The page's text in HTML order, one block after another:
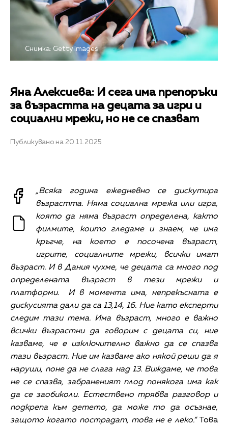
Снимка: Getty Images
Яна Алексиева: И сега има препоръки
за възрастта на децата за игри и
социални мрежи, но не се спазват
Публикувано на 20.11.2025
„Всяка година ежедневно се дискутира
възрастта. Няма социална мрежа или игра,
която да няма възраст определена, както
филмите, които гледаме и знаем, че има
кръгче, на което е посочена възраст,
игрите, социалните мрежи, всички имат
възраст. И в Дания чухме, че децата са много под
определената възраст в тези мрежи и
платформи. И в момента има, непрекъсната е
дискусията дали да са 13,14, 16. Ние като експерти
следим тази тема. Има възраст, много е важно
всички възрастни да говорим с децата си, ние
казваме, че е изключително важно да се спазва
тази възраст. Ние им казваме ако някой реши да я
наруши, поне да не слага над 13. Виждаме, че това
не се спазва, забраненият плод понякога има как
да се заобиколи. Естествено трябва разговор и
подкрепа към детето, да може то да осъзнае,
защото когато пострадат, това не е леко.“ Това